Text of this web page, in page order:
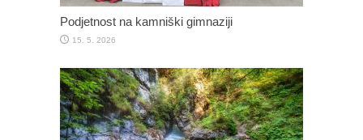
Podjetnost na kamniški gimnaziji
15. 5. 2026